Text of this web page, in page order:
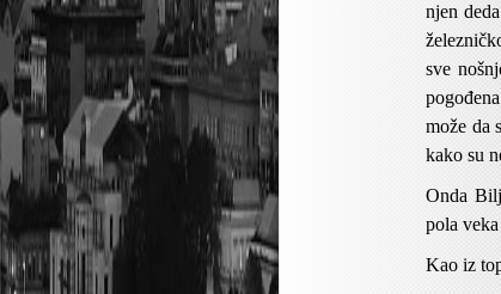
njen
sve
može da
kako su
Onda
pola
Kao iz